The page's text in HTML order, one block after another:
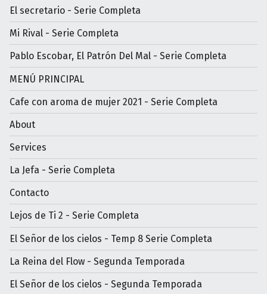
El secretario - Serie Completa
Mi Rival - Serie Completa
Pablo Escobar, El Patrón Del Mal - Serie Completa
MENÚ PRINCIPAL
Cafe con aroma de mujer 2021 - Serie Completa
About
Services
La Jefa - Serie Completa
Contacto
Lejos de Ti 2 - Serie Completa
El Señor de los cielos - Temp 8 Serie Completa
La Reina del Flow - Segunda Temporada
El Señor de los cielos - Segunda Temporada